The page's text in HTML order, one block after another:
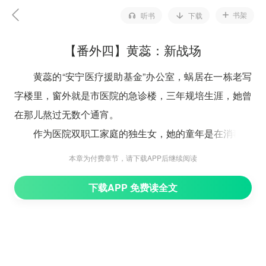
听书 下载 书架
【番外四】黄蕊：新战场
黄蕊的“安宁医疗援助基金”办公室，蜗居在一栋老写
字楼里，窗外就是市医院的急诊楼，三年规培生涯，她曾
在那儿熬过无数个通宵。
作为医院双职工家庭的独生女，她的童年是在消毒水
味和医学文献堆里泡大的。所以高考填志愿，她几乎想也
往的其实是百万年薪。
本章为付费章节，请下载APP后继续阅读
下载APP 免费读全文